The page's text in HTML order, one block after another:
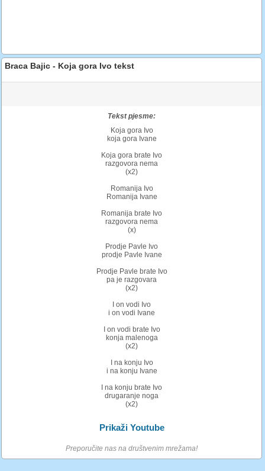
Braca Bajic - Koja gora Ivo tekst
Tekst pjesme:
Koja gora Ivo
koja gora Ivane
Koja gora brate Ivo
razgovora nema
(x2)
Romanija Ivo
Romanija Ivane
Romanija brate Ivo
razgovora nema
(x)
Prodje Pavle Ivo
prodje Pavle Ivane
Prodje Pavle brate Ivo
pa je razgovara
(x2)
I on vodi Ivo
i on vodi Ivane
I on vodi brate Ivo
konja malenoga
(x2)
I na konju Ivo
i na konju Ivane
I na konju brate Ivo
drugaranje noga
(x2)
Prikaži Youtube
Preporučite nas na društvenim mrežama!